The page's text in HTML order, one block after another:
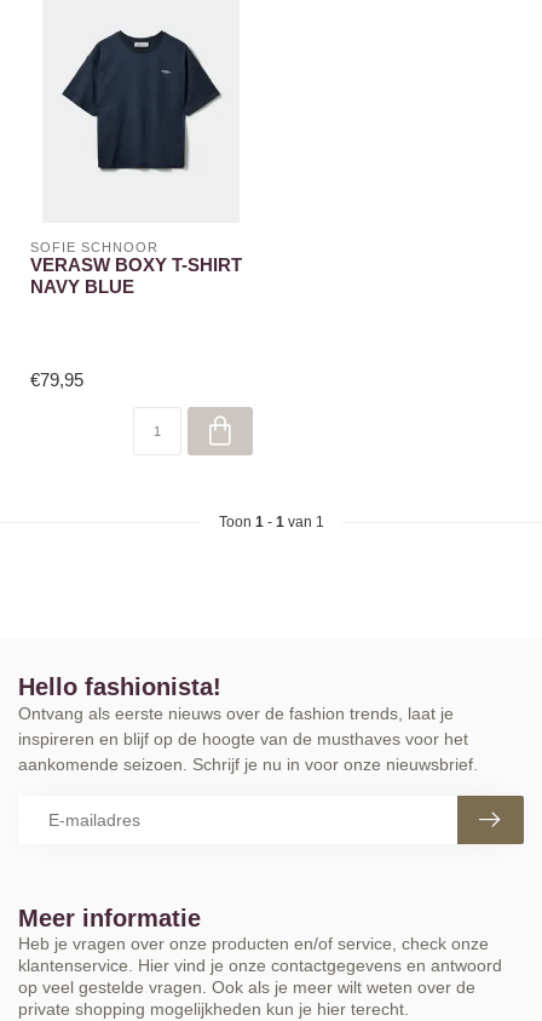
SOFIE SCHNOOR
VERASW BOXY T-SHIRT
NAVY BLUE
€79,95
Toon 1- 1van 1
Meer informatie
Heb je vragen over onze producten en/of service, check onze
klantenservice. Hier vind je onze contactgegevens en antwoord
op veel gestelde vragen. Ook als je meer wilt weten over de
private shopping mogelijkheden kun je hier terecht.
Hello fashionista!
Ontvang als eerste nieuws over de fashion trends, laat je
inspireren en blijf op de hoogte van de musthaves voor het
aankomende seizoen. Schrijf je nu in voor onze nieuwsbrief.